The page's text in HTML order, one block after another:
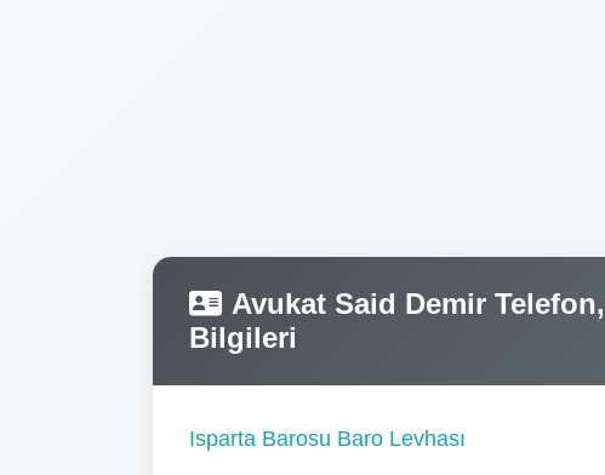
Avukat Said Demir
Bilgileri
Isparta Barosu Baro Levhası